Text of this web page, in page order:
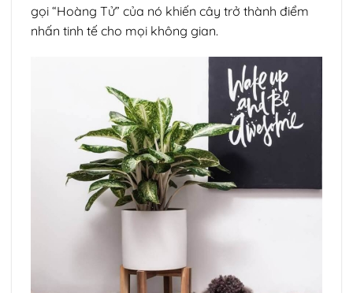
gọi “Hoàng Tử” của nó khiến cây trở thành điểm
nhấn tinh tế cho mọi không gian.